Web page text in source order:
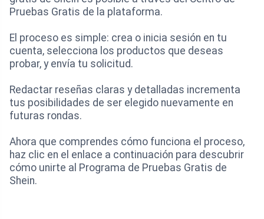
Pruebas Gratis de la plataforma.
El proceso es simple: crea o inicia sesión en tu
cuenta, selecciona los productos que deseas
probar, y envía tu solicitud.
Redactar reseñas claras y detalladas incrementa
tus posibilidades de ser elegido nuevamente en
futuras rondas.
Ahora que comprendes cómo funciona el proceso,
haz clic en el enlace a continuación para descubrir
cómo unirte al Programa de Pruebas Gratis de
Shein.